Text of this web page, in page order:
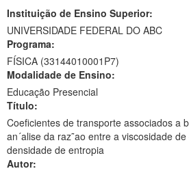
Ministério da Infraestrutura
Ministério da Educação
Ministério da Cidadania
Ministério da Saúde
Ministério de Minas e Energia
Instituição de Ensino Superior:
UNIVERSIDADE FEDERAL DO ABC
Programa:
FÍSICA (33144010001P7)
Modalidade de Ensino:
Educação Presencial
Título:
Coeficientes de transporte associados a
an´alise da raz˜ao entre a viscosidade
densidade de entropia
Autor: